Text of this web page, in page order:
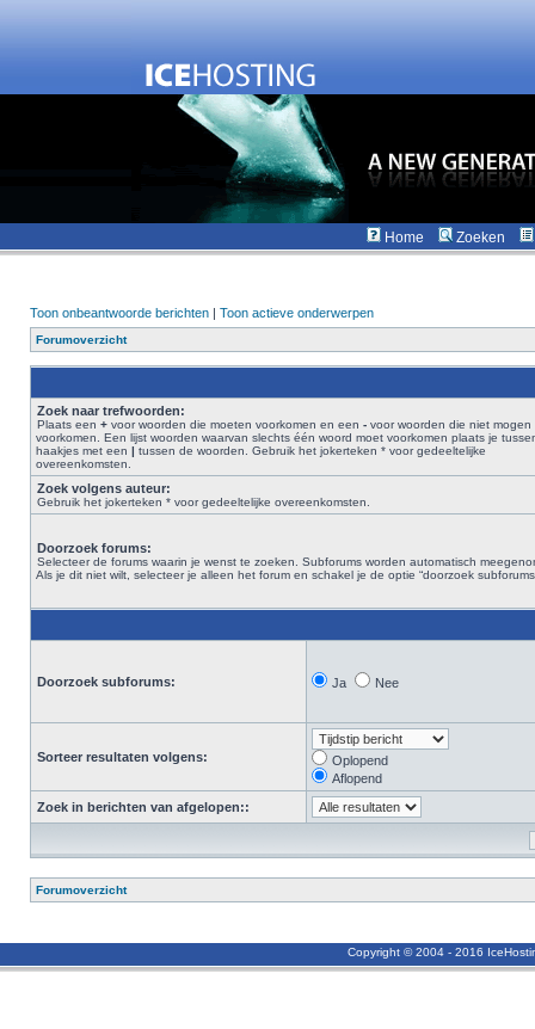
Home Zoeken
Toon onbeantwoorde berichten | Toon actieve onderwerpen
Forumoverzicht
Zoek naar trefwoorden:
Plaats een + voor woorden die moeten voorkomen en een - voor woorden die niet mogen
voorkomen. Een lijst woorden waarvan slechts één woord moet voorkomen plaats je
haakjes met een | tussen de woorden. Gebruik het jokerteken * voor gedeeltelijke
overeenkomsten.
Zoek volgens auteur:
Gebruik het jokerteken * voor gedeeltelijke overeenkomsten.
Doorzoek forums:
Selecteer de forums waarin je wenst te zoeken. Subforums worden automatisch
Als je dit niet wilt, selecteer je alleen het forum en schakel je de optie “doorzoek
Doorzoek subforums: Ja Nee
Sorteer resultaten volgens:
Oplopend
Aflopend
Zoek in berichten van afgelopen::
Forumoverzicht
Copyright © 2004 - 2016